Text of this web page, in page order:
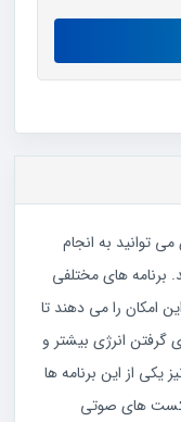
توانید به انجام
های مختلفی
امکان را می دهند تا
گرفتن انرژی بیشتر و
یکی از این برنامه ها
های صوتی